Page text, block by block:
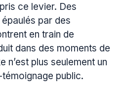
ce levier. Des
par des
en train de
dans des moments de
n’est plus seulement un
public.